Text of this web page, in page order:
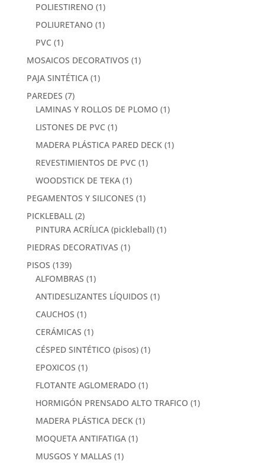
POLIESTIRENO (1)
POLIURETANO (1)
PVC (1)
MOSAICOS DECORATIVOS (1)
PAJA SINTÉTICA (1)
PAREDES (7)
LAMINAS Y ROLLOS DE PLOMO (1)
LISTONES DE PVC (1)
MADERA PLÁSTICA PARED DECK (1)
REVESTIMIENTOS DE PVC (1)
WOODSTICK DE TEKA (1)
PEGAMENTOS Y SILICONES (1)
PICKLEBALL (2)
PINTURA ACRÍLICA (pickleball) (1)
PIEDRAS DECORATIVAS (1)
PISOS (139)
ALFOMBRAS (1)
ANTIDESLIZANTES LÍQUIDOS (1)
CAUCHOS (1)
CERÁMICAS (1)
CÉSPED SINTÉTICO (pisos) (1)
EPOXICOS (1)
FLOTANTE AGLOMERADO (1)
HORMIGÓN PRENSADO ALTO TRAFICO (1)
MADERA PLÁSTICA DECK (1)
MOQUETA ANTIFATIGA (1)
MUSGOS Y MALLAS (1)